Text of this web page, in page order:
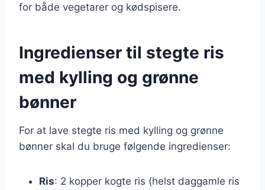
for både vegetarer og kødspisere.
Ingredienser til stegte ris
med kylling og grønne
bønner
For at lave stegte ris med kylling og grønne
bønner skal du bruge følgende ingredienser:
Ris: 2 kopper kogte ris (helst daggamle ris